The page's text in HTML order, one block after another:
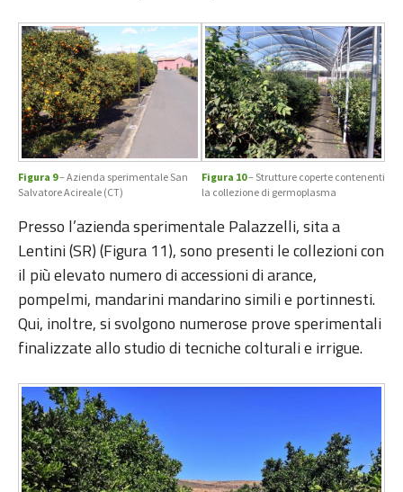
Figura 9– Azienda sperimentale San
Salvatore Acireale (CT)
Figura 10– Strutture coperte contenenti
la collezione di germoplasma
Presso l’azienda sperimentale Palazzelli, sita a
Lentini (SR) (Figura 11), sono presenti le collezioni con
il più elevato numero di accessioni di arance,
pompelmi, mandarini mandarino simili e portinnesti.
Qui, inoltre, si svolgono numerose prove sperimentali
finalizzate allo studio di tecniche colturali e irrigue.